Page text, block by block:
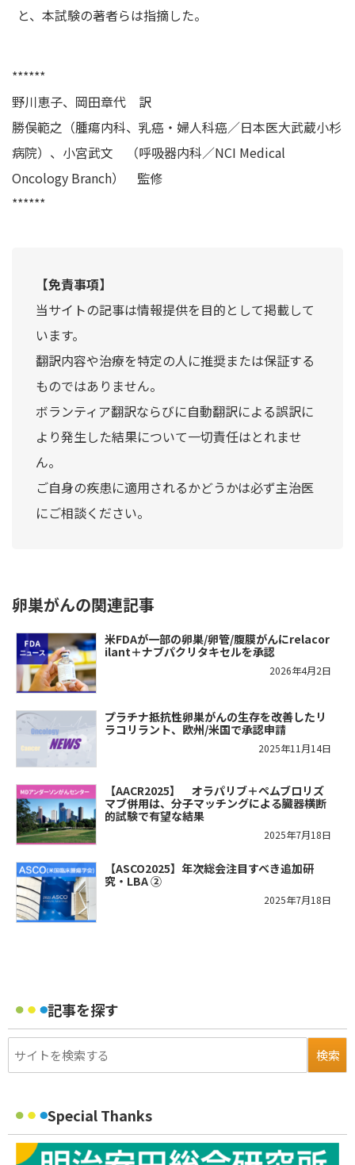
と、本試験の著者らは指摘した。
******
野川恵子、岡田章代 訳
勝俣範之（腫瘍内科、乳癌・婦人科癌／日本医大武蔵小杉
病院）、小宮武文 （呼吸器内科／NCI Medical
Oncology Branch） 監修
******
【免責事項】
当サイトの記事は情報提供を目的として掲載して
います。
翻訳内容や治療を特定の人に推奨または保証する
ものではありません。
ボランティア翻訳ならびに自動翻訳による誤訳に
より発生した結果について一切責任はとれませ
ん。
ご自身の疾患に適用されるかどうかは必ず主治医
にご相談ください。
卵巣がんの関連記事
米FDAが一部の卵巣/卵管/腹膜がんにrelacor
ilant＋ナブパクリタキセルを承認
2026年4月2日
プラチナ抵抗性卵巣がんの生存を改善したリ
ラコリラント、欧州/米国で承認申請
2025年11月14日
【AACR2025】 オラパリブ＋ペムブロリズ
マブ併用は、分子マッチングによる臓器横断
的試験で有望な結果
2025年7月18日
【ASCO2025】年次総会注目すべき追加研
究・LBA ②
2025年7月18日
記事を探す
Special Thanks